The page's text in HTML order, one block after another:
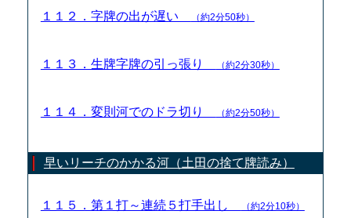
１１２．字牌の出が遅い （約2分50秒）
１１３．生牌字牌の引っ張り （約2分30秒）
１１４．変則河でのドラ切り （約2分50秒）
早いリーチのかかる河（土田の捨て牌読み）
１１５．第１打～連続５打手出し （約2分10秒）